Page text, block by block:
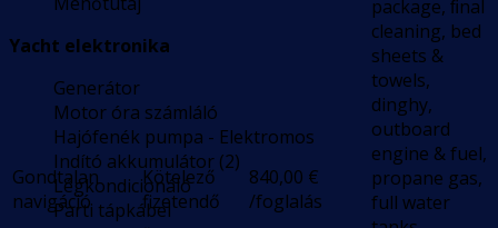
Yacht elektronika
Generátor
Motor óra számláló
Hajófenék pumpa - Elektromos
Indító akkumulátor (2)
Légkondicionáló
Parti tápkábel
Gondtalan
navigáció
Kötelező
fizetendő
840,00 €
/foglalás
package, ﬁnal
cleaning, bed
sheets &
towels,
dinghy,
outboard
engine & fuel,
propane gas,
full water